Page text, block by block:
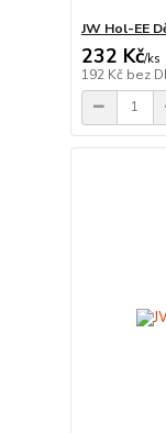
JW Hol-EE
232 Kč/ks
192 Kč bez